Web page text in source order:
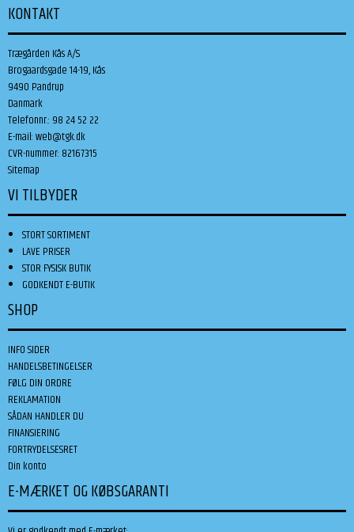
KONTAKT
Trægården Kås A/S
Brogaardsgade 14-19, Kås
9490 Pandrup
Danmark
Telefonnr.: 98 24 52 22
E-mail:web@tgk.dk
CVR-nummer: 82167315
Sitemap
VI TILBYDER
STORT SORTIMENT
LAVE PRISER
STOR FYSISK BUTIK
GODKENDT E-BUTIK
SHOP
INFO SIDER
HANDELSBETINGELSER
FØLG DIN ORDRE
REKLAMATION
SÅDAN HANDLER DU
FINANSIERING
FORTRYDELSESRET
Din konto
E-MÆRKET OG KØBSGARANTI